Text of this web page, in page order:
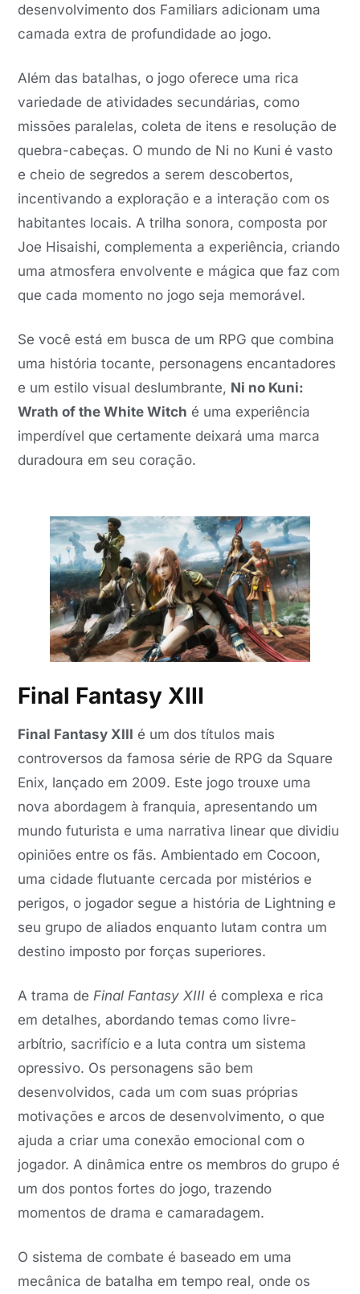
desenvolvimento dos Familiars adicionam uma
camada extra de profundidade ao jogo.
Além das batalhas, o jogo oferece uma rica
variedade de atividades secundárias, como
missões paralelas, coleta de itens e resolução de
quebra-cabeças. O mundo de Ni no Kuni é vasto
e cheio de segredos a serem descobertos,
incentivando a exploração e a interação com os
habitantes locais. A trilha sonora, composta por
Joe Hisaishi, complementa a experiência, criando
uma atmosfera envolvente e mágica que faz com
que cada momento no jogo seja memorável.
Se você está em busca de um RPG que combina
uma história tocante, personagens encantadores
e um estilo visual deslumbrante, Ni no Kuni:
Wrath of the White Witch é uma experiência
imperdível que certamente deixará uma marca
duradoura em seu coração.
Final Fantasy XIII
Final Fantasy XIII é um dos títulos mais
controversos da famosa série de RPG da Square
Enix, lançado em 2009. Este jogo trouxe uma
nova abordagem à franquia, apresentando um
mundo futurista e uma narrativa linear que dividiu
opiniões entre os fãs. Ambientado em Cocoon,
uma cidade flutuante cercada por mistérios e
perigos, o jogador segue a história de Lightning e
seu grupo de aliados enquanto lutam contra um
destino imposto por forças superiores.
A trama deFinal Fantasy XIII é complexa e rica
em detalhes, abordando temas como livre-
arbítrio, sacrifício e a luta contra um sistema
opressivo. Os personagens são bem
desenvolvidos, cada um com suas próprias
motivações e arcos de desenvolvimento, o que
ajuda a criar uma conexão emocional com o
jogador. A dinâmica entre os membros do grupo é
um dos pontos fortes do jogo, trazendo
momentos de drama e camaradagem.
O sistema de combate é baseado em uma
mecânica de batalha em tempo real, onde os